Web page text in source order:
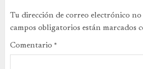
Tu dirección de correo electrónico no
campos obligatorios están marcados
Comentario *